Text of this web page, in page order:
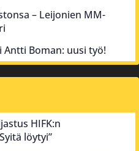
– Leijonien MM-
Boman: uusi työ!
HIFK:n
löytyi”